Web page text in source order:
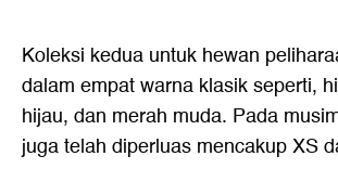
Koleksi kedua untuk hewan
dalam empat warna klasik seperti,
hijau, dan merah muda. Pada
juga telah diperluas mencakup XS